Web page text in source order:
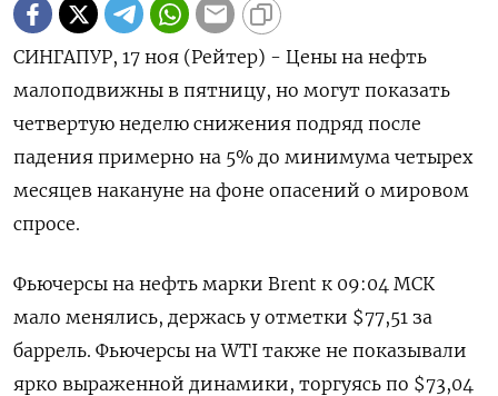
СИНГАПУР, 17 ноя (Рейтер) - Цены на нефть
малоподвижны в пятницу, но могут показать
четвертую неделю снижения подряд после
падения примерно на 5% до минимума четырех
месяцев накануне на фоне опасений о мировом
спросе.
Фьючерсы на нефть марки Brent к 09:04 МСК
мало менялись, держась у отметки $77,51 за
баррель. Фьючерсы на WTI также не показывали
ярко выраженной динамики, торгуясь по $73,04